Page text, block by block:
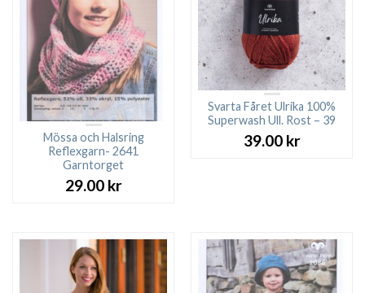
Mössa och Halsring
Reflexgarn- 2641
Garntorget
29.00 kr
Svarta Fåret Ulrika 100%
Superwash Ull. Rost – 39
39.00 kr